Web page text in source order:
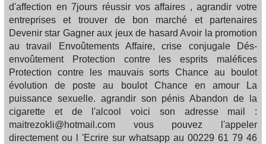
d'affection en 7jours réussir vos affaires , agrandir votre
entreprises et trouver de bon marché et partenaires
Devenir star Gagner aux jeux de hasard Avoir la promotion
au travail Envoûtements Affaire, crise conjugale Dés-
envoûtement Protection contre les esprits maléfices
Protection contre les mauvais sorts Chance au boulot
évolution de poste au boulot Chance en amour La
puissance sexuelle. agrandir son pénis Abandon de la
cigarette et de l'alcool voici son adresse mail :
maitrezokli@hotmail.com vous pouvez l'appeler
directement ou l 'Ecrire sur whatsapp au 00229 61 79 46